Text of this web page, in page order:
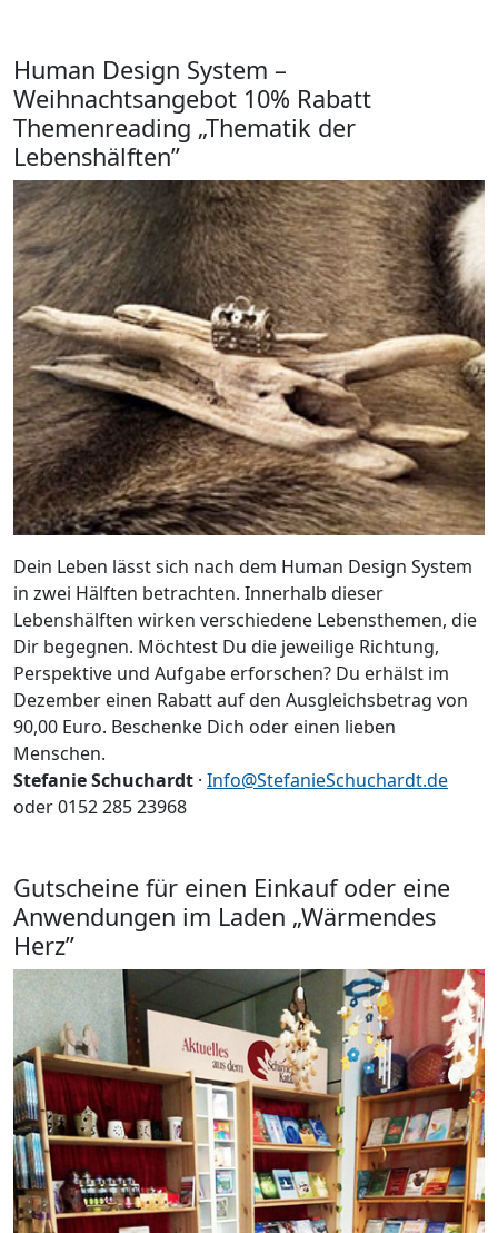
Human Design System –
Weihnachtsangebot 10% Rabatt
Themenreading „Thematik der
Lebenshälften”
Dein Leben lässt sich nach dem Human Design System
in zwei Hälften betrachten. Innerhalb dieser
Lebenshälften wirken verschiedene Lebensthemen, die
Dir begegnen. Möchtest Du die jeweilige Richtung,
Perspektive und Aufgabe erforschen? Du erhälst im
Dezember einen Rabatt auf den Ausgleichsbetrag von
90,00 Euro. Beschenke Dich oder einen lieben
Menschen.
Stefanie Schuchardt · Info@StefanieSchuchardt.de
oder 0152 285 23968
Gutscheine für einen Einkauf oder eine
Anwendungen im Laden „Wärmendes
Herz”